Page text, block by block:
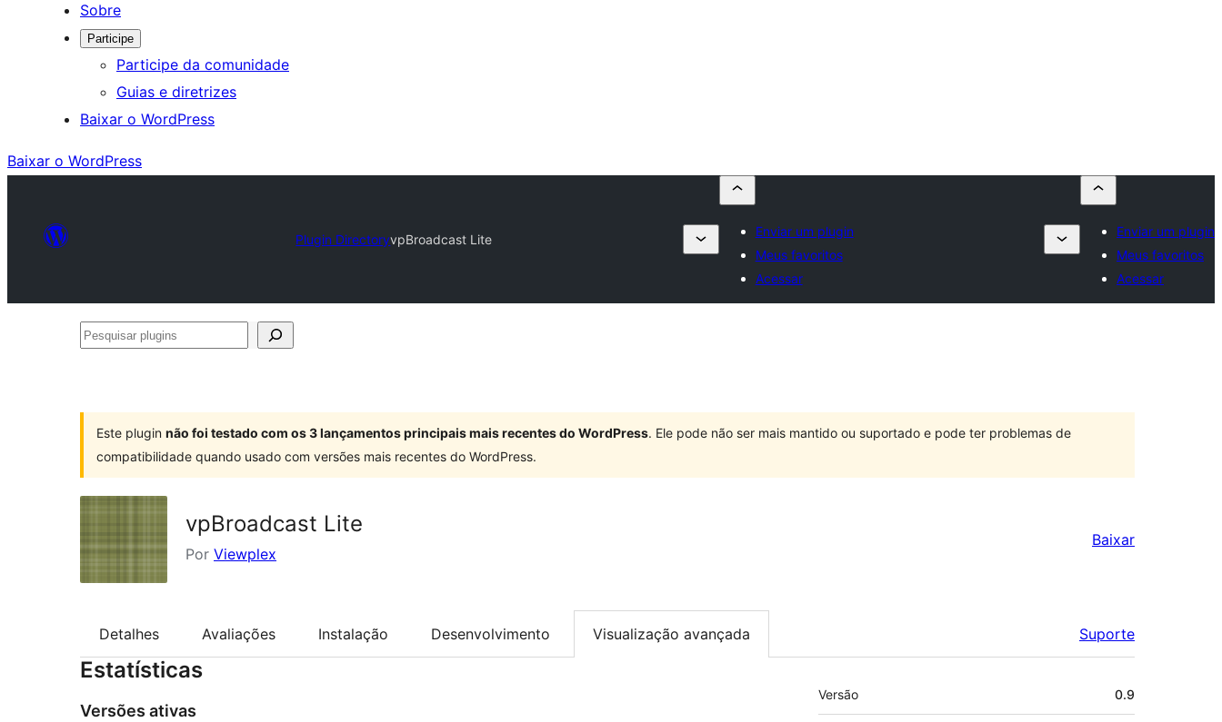
Sobre
Participe
Participe da comunidade
Guias e diretrizes
Baixar o WordPress
Baixar o WordPress
Plugin DirectoryvpBroadcast Lite
Enviar um plugin
Meus favoritos
Acessar
Enviar um plugin
Meus favoritos
Acessar
Pesquisar
Este plugin não foi testado com os 3 lançamentos principais mais recentes do WordPress. Ele pode não ser mais mantido ou suportado e pode ter problemas de
compatibilidade quando usado com versões mais recentes do WordPress.
vpBroadcast Lite
Por Viewplex
Baixar
Detalhes Avaliações Instalação Desenvolvimento Visualização avançada Suporte
Estatísticas
Versões ativas
Meta
Versão 0.9